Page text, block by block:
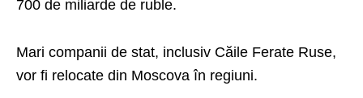
700 de miliarde de ruble.
Mari companii de stat, inclusiv Căile Ferate Ruse,
vor fi relocate din Moscova în regiuni.